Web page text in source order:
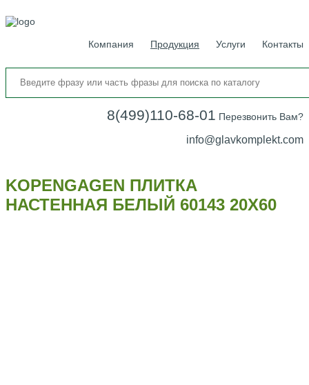
Компания Продукция Услуги Контакты
8(499)110-68-01 Перезвонить Вам?
info@glavkomplekt.com
KOPENGAGEN ПЛИТКА
НАСТЕННАЯ БЕЛЫЙ 60143 20Х60